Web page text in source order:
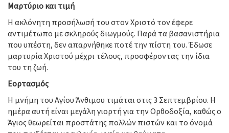
Μαρτύριο και τιμή
Η ακλόνητη προσήλωσή του στον Χριστό τον έφερε
αντιμέτωπο με σκληρούς διωγμούς. Παρά τα βασανιστήρια
που υπέστη, δεν απαρνήθηκε ποτέ την πίστη του. Έδωσε
μαρτυρία Χριστού μέχρι τέλους, προσφέροντας την ίδια
του τη ζωή.
Εορτασμός
Η μνήμη του Αγίου Άνθιμου τιμάται στις 3 Σεπτεμβρίου. Η
ημέρα αυτή είναι μεγάλη γιορτή για την Ορθοδοξία, καθώς ο
Άγιος θεωρείται προστάτης πολλών πιστών και το όνομά